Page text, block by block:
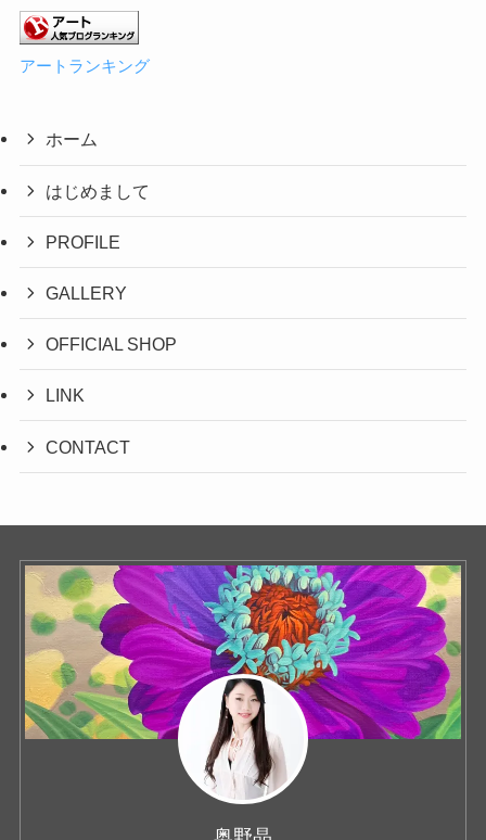
アートランキング
ホーム
はじめまして
PROFILE
GALLERY
OFFICIAL SHOP
LINK
CONTACT